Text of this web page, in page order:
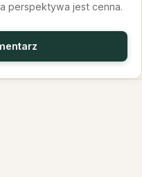
perspektywa jest cenna.